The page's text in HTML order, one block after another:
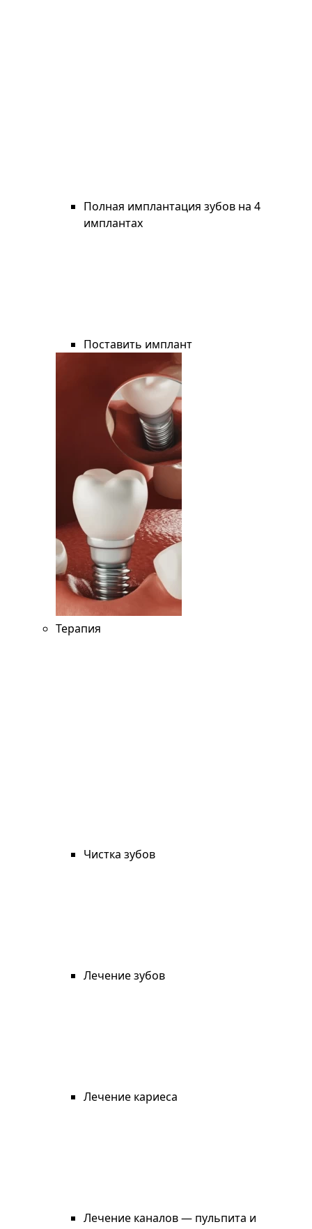
Полная имплантация зубов на 4
имплантах
Поставить имплант
Терапия
Чистка зубов
Лечение зубов
Лечение кариеса
Лечение каналов — пульпита и